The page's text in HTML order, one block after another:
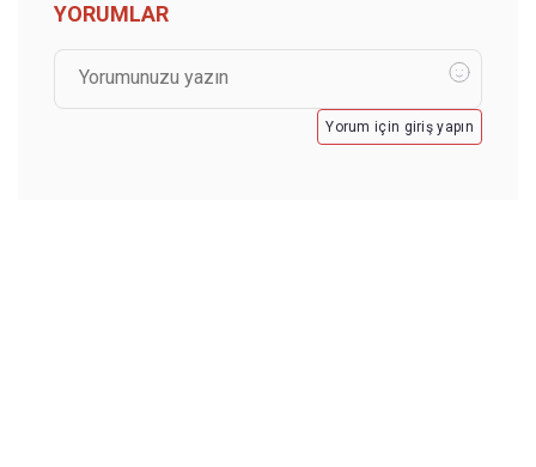
YORUMLAR
Yorum için giriş yapın